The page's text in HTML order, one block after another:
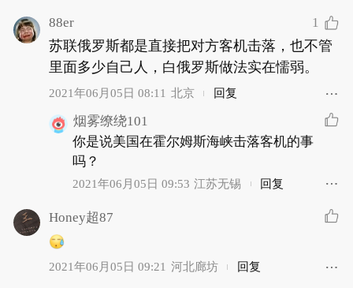
88er 1
苏联俄罗斯都是直接把对方客机击落，也不管
里面多少自己人，白俄罗斯做法实在懦弱。
2021年06月05日 08:11 北京 回复
烟雾缭绕101
你是说美国在霍尔姆斯海峡击落客机的事
吗？
2021年06月05日 09:53 江苏无锡 回复
Honey超87
2021年06月05日 09:21 河北廊坊 回复